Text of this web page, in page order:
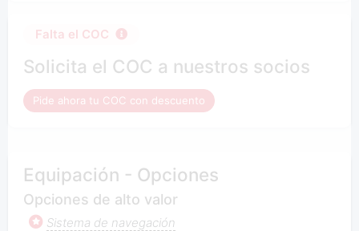
Falta el COC
Solicita el COC a nuestros socios
Pide ahora tu COC con descuento
Equipación - Opciones
Opciones de alto valor
Sistema de navegación